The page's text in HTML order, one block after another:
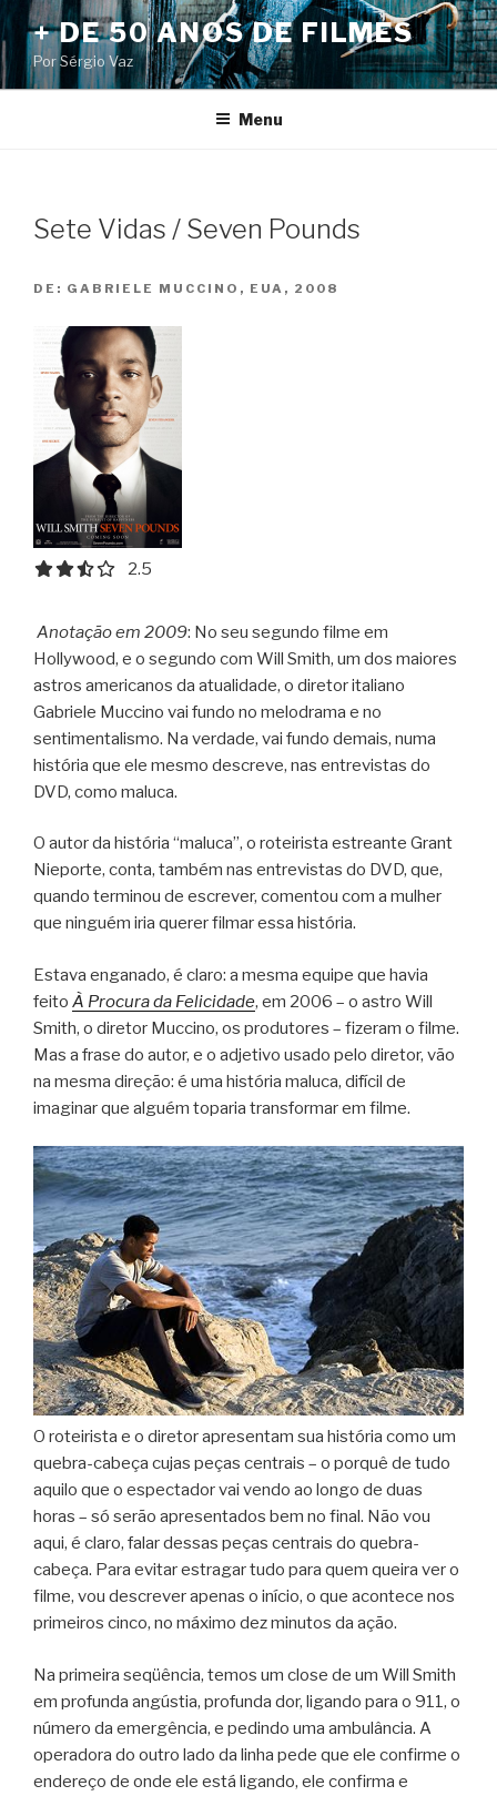
Pular
para
o
conteúdo
+ DE 50 ANOS DE FILMES
Por Sérgio Vaz
Menu
Sete Vidas / Seven Pounds
DE: GABRIELE MUCCINO, EUA, 2008
2.5 out of 5.0 stars
2.5
Anotação em 2009: No seu segundo filme em
Hollywood, e o segundo com Will Smith, um dos maiores
astros americanos da atualidade, o diretor italiano
Gabriele Muccino vai fundo no melodrama e no
sentimentalismo. Na verdade, vai fundo demais, numa
história que ele mesmo descreve, nas entrevistas do
DVD, como maluca.
O autor da história “maluca”, o roteirista estreante Grant
Nieporte, conta, também nas entrevistas do DVD, que,
quando terminou de escrever, comentou com a mulher
que ninguém iria querer filmar essa história.
Estava enganado, é claro: a mesma equipe que havia
feito À Procura da Felicidade, em 2006 – o astro Will
Smith, o diretor Muccino, os produtores – fizeram o filme.
Mas a frase do autor, e o adjetivo usado pelo diretor, vão
na mesma direção: é uma história maluca, difícil de
imaginar que alguém toparia transformar em filme.
O roteirista e o diretor apresentam sua história como um
quebra-cabeça cujas peças centrais – o porquê de tudo
aquilo que o espectador vai vendo ao longo de duas
horas – só serão apresentados bem no final. Não vou
aqui, é claro, falar dessas peças centrais do quebra-
cabeça. Para evitar estragar tudo para quem queira ver o
filme, vou descrever apenas o início, o que acontece nos
primeiros cinco, no máximo dez minutos da ação.
Na primeira seqüência, temos um close de um Will Smith
em profunda angústia, profunda dor, ligando para o 911, o
número da emergência, e pedindo uma ambulância. A
operadora do outro lado da linha pede que ele confirme o
endereço de onde ele está ligando, ele confirma e